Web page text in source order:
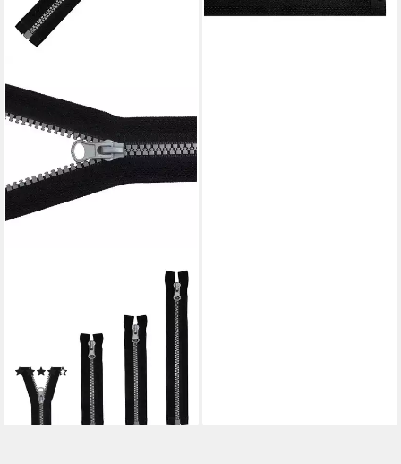
85cm teilbar m. Autolock,
(1)
ab 1,85 €
lieferbar - in 3-4 Werktagen bei dir
lieferbar - in 3-4 Werktagen bei dir